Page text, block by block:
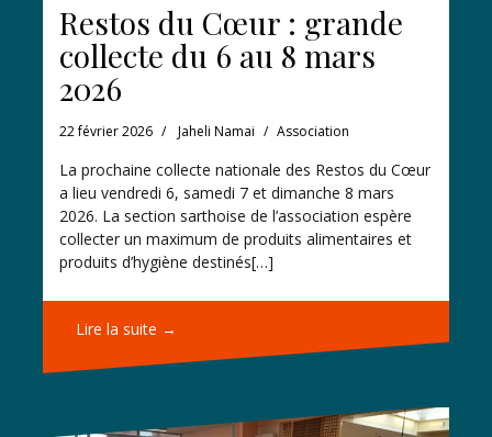
Restos du Cœur : grande
collecte du 6 au 8 mars
2026
22 février 2026 Jaheli Namai Association
La prochaine collecte nationale des Restos du Cœur
a lieu vendredi 6, samedi 7 et dimanche 8 mars
2026. La section sarthoise de l’association espère
collecter un maximum de produits alimentaires et
produits d’hygiène destinés[…]
Lire la suite →